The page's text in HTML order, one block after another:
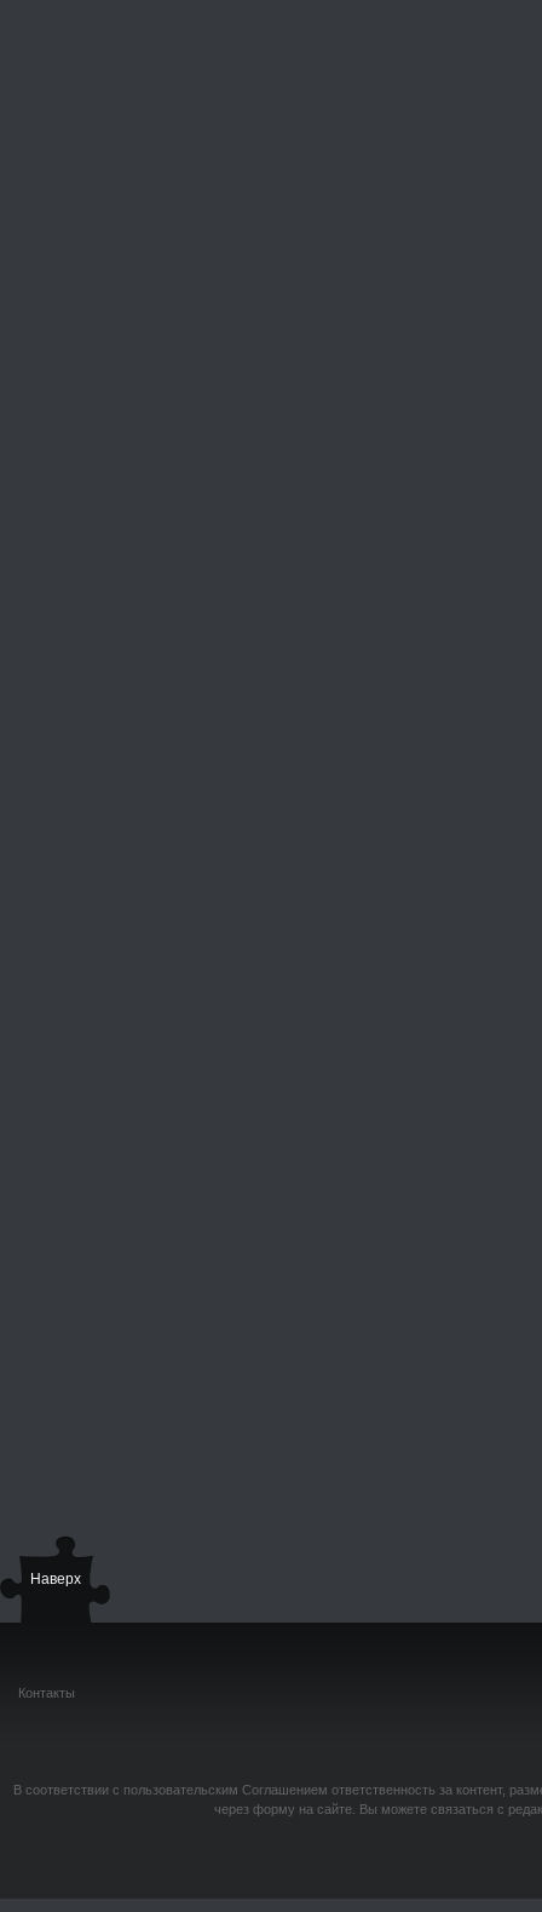
Наверх
Контакты
В соответствии с пользовательским Соглашением ответственность за контент,
через форму на сайте. Вы можете связаться с